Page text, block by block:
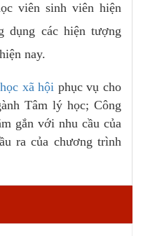
viên sinh viên hiện
dụng các hiện tượng
nay.
xã hội phục vụ cho
Tâm lý học; Công
gắn với nhu cầu của
ra của chương trình